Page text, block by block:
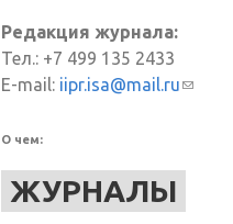
Редакция журнала:
Тел.: +7 499 135 2433
E-mail: iipr.isa@mail.ru
О чем:
ЖУРНАЛЫ